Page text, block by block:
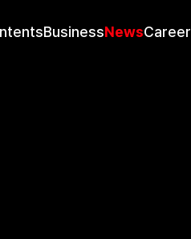
BusinessNewsCareer